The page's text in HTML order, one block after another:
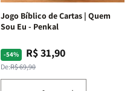
Espirituais
|
Estela
Espirituais
|
Jogo Bíblico de Cartas | Quem
Sou Eu - Penkal
-54%
Preço
normal
De:R$ 69,90
Preço
promocional
R$ 31,90